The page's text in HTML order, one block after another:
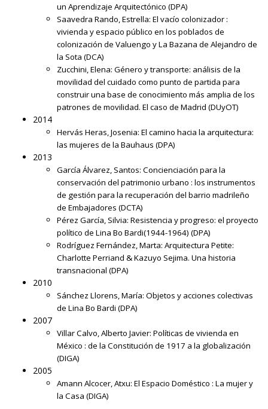
un Aprendizaje Arquitectónico (DPA)
Saavedra Rando, Estrella: El vacío colonizador :
vivienda y espacio público en los poblados de
colonización de Valuengo y La Bazana de Alejandro de
la Sota (DCA)
Zucchini, Elena: Género y transporte: análisis de la
movilidad del cuidado como punto de partida para
construir una base de conocimiento más amplia de los
patrones de movilidad. El caso de Madrid (DUyOT)
2014
Hervás Heras, Josenia: El camino hacia la arquitectura:
las mujeres de la Bauhaus (DPA)
2013
García Álvarez, Santos: Concienciación para la
conservación del patrimonio urbano : los instrumentos
de gestión para la recuperación del barrio madrileño
de Embajadores (DCTA)
Pérez García, Silvia: Resistencia y progreso: el proyecto
político de Lina Bo Bardi(1944-1964) (DPA)
Rodríguez Fernández, Marta: Arquitectura Petite:
Charlotte Perriand & Kazuyo Sejima. Una historia
transnacional (DPA)
2010
Sánchez Llorens, María: Objetos y acciones colectivas
de Lina Bo Bardi (DPA)
2007
Villar Calvo, Alberto Javier: Políticas de vivienda en
México : de la Constitución de 1917 a la globalización
(DIGA)
2005
Amann Alcocer, Atxu: El Espacio Doméstico : La mujer y
la Casa (DIGA)